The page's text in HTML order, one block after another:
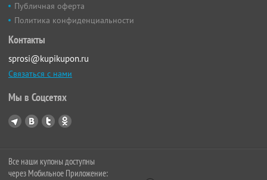
Публичная оферта
Политика конфиденциальности
Контакты
sprosi@kupikupon.ru
Связаться с нами
Мы в Соцсетях
Все наши купоны доступны
через Мобильное Приложение: